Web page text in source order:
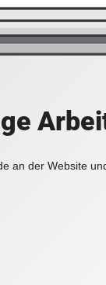
an der Website